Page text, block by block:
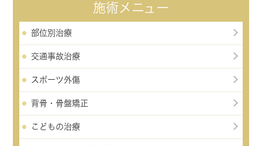
施術メニュー
部位別治療
交通事故治療
スポーツ外傷
背骨・骨盤矯正
こどもの治療